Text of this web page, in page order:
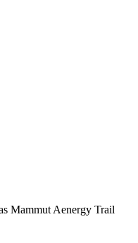
Mammut Aenergy Trail